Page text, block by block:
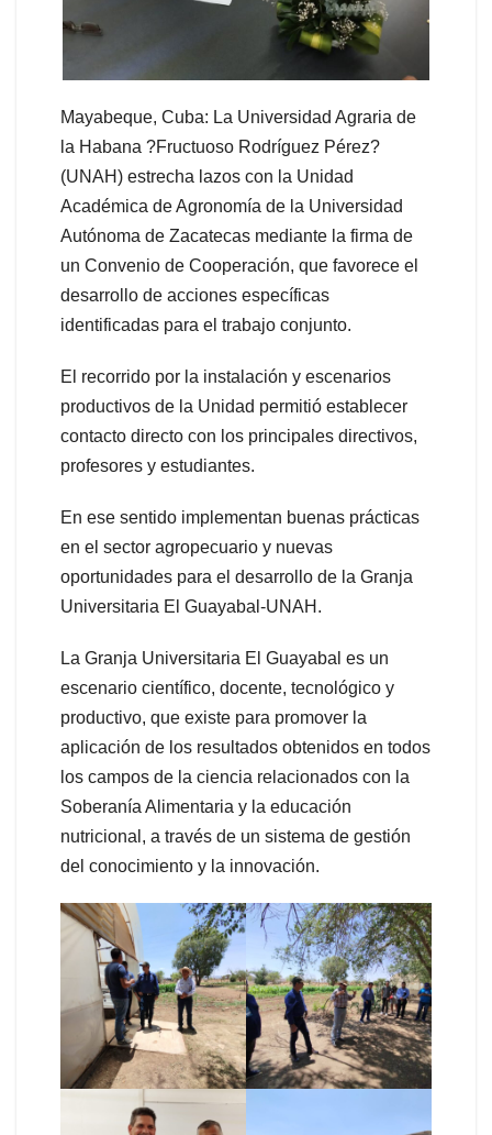
Mayabeque, Cuba: La Universidad Agraria de
la Habana ?Fructuoso Rodríguez Pérez?
(UNAH) estrecha lazos con la Unidad
Académica de Agronomía de la Universidad
Autónoma de Zacatecas mediante la firma de
un Convenio de Cooperación, que favorece el
desarrollo de acciones específicas
identificadas para el trabajo conjunto.
El recorrido por la instalación y escenarios
productivos de la Unidad permitió establecer
contacto directo con los principales directivos,
profesores y estudiantes.
En ese sentido implementan buenas prácticas
en el sector agropecuario y nuevas
oportunidades para el desarrollo de la Granja
Universitaria El Guayabal-UNAH.
La Granja Universitaria El Guayabal es un
escenario científico, docente, tecnológico y
productivo, que existe para promover la
aplicación de los resultados obtenidos en todos
los campos de la ciencia relacionados con la
Soberanía Alimentaria y la educación
nutricional, a través de un sistema de gestión
del conocimiento y la innovación.